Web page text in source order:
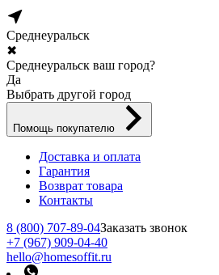
Среднеуральск
✖
Среднеуральск ваш город?
Да
Выбрать другой город
Помощь покупателю
Доставка и оплата
Гарантия
Возврат товара
Контакты
8 (800) 707-89-04Заказать звонок
+7 (967) 909-04-40
hello@homesoffit.ru